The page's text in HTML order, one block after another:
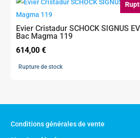
Evier Cristadur SCHOCK SIGNUS
Bac Magma 119
614,00€
Rupture de stock
Conditions générales de vente